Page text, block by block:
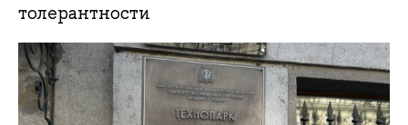
толерантности